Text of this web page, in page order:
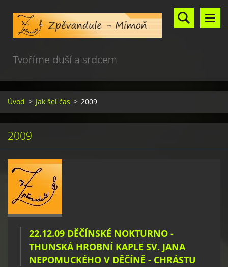
Tvoříme duší a srdcem
Úvod > Jak šel čas > 2009
2009
22.12.09 DĚČÍNSKÉ NOKTURNO -
THUNSKÁ HROBNÍ KAPLE SV. JANA
NEPOMUCKÉHO V DĚČÍNĚ - CHRÁSTU